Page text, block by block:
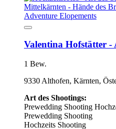
Valentina Hofstätter -
1 Bew.
9330 Althofen, Kärnten,
Art des Shootings:
Prewedding Shooting
Prewedding Shooting
Hochzeits Shooting